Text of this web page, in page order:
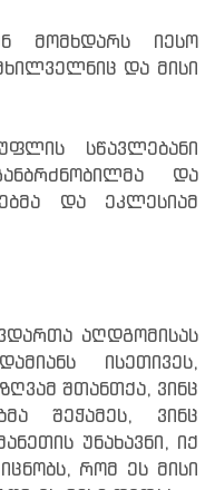
მომხდარს იესო
და მისი
სწავლებანი
და
და ეკლესიამ
აღდგომისას
ისეთივეს,
შთანთქა, ვინც
შეჭამეს, ვინც
უნახავნი, იქ
რომ ეს მისი